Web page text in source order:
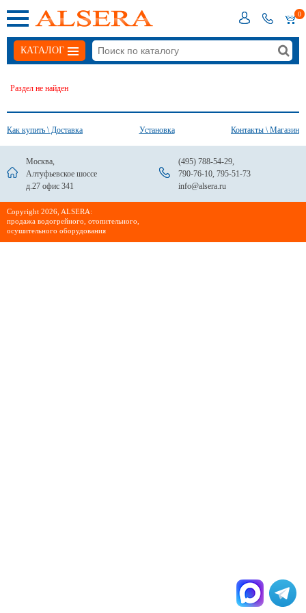
0
КАТАЛОГ
Раздел не найден
Как купить \ Доставка Установка Контакты \ Магазин
Москва,
Алтуфьевское шоссе
д.27 офис 341
(495) 788-54-29,
790-76-10, 795-51-73
info@alsera.ru
Сopyright 2026, ALSERA:
продажа водогрейного, отопительного,
осушительного оборудования